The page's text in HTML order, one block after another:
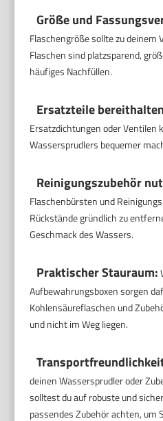
Größe und
Flaschengröße sollte zu deinem
Flaschen sind platzsparend,
häufiges Nachfüllen.
Ersatzteile
Ersatzdichtungen oder Ventilen
Wassersprudlers bequemer
Reinigungszubehör
Flaschenbürsten und
Rückstände gründlich zu
Geschmack des Wassers.
Praktischer Stauraum:
Aufbewahrungsboxen sorgen
Kohlensäureflaschen und
und nicht im Weg liegen.
deinen Wassersprudler oder
solltest du auf robuste und
passendes Zubehör achten, um